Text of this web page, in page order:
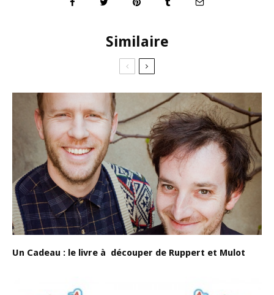
Similaire
Un Cadeau : le livre à découper de Ruppert et Mulot